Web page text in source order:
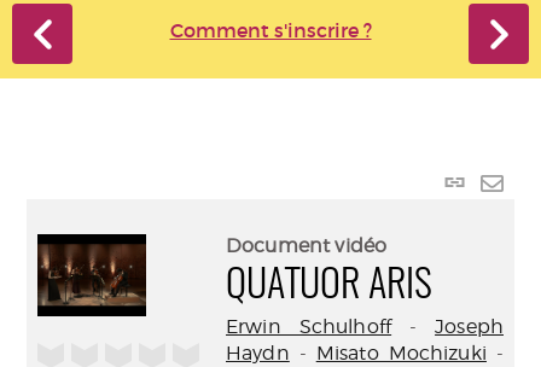
Comment s'inscrire ?
Lien
Document vidéo
QUATUOR ARIS
Erwin Schulhoff-Joseph
Haydn - Misato Mochizuki -